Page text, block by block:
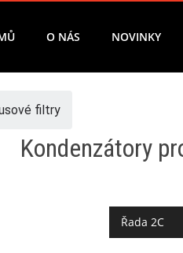
O NÁS NOVINKY
filtry
Kondenzátory
Řada 2C